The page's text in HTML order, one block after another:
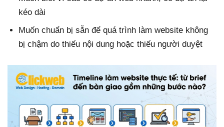
kéo dài
Muốn chuẩn bị sẵn để quá trình làm website không
bị chậm do thiếu nội dung hoặc thiếu người duyệt